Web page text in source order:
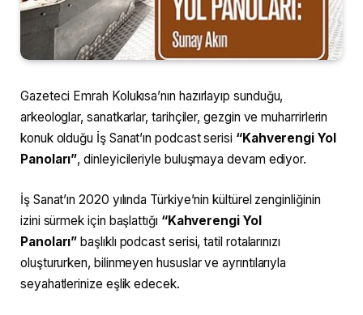
Gazeteci Emrah Kolukısa’nın hazırlayıp sunduğu,
arkeologlar, sanatkarlar, tarihçiler, gezgin ve muharrirlerin
konuk olduğu İş Sanat’ın podcast serisi “Kahverengi Yol
Panoları”, dinleyicileriyle buluşmaya devam ediyor.
İş Sanat’ın 2020 yılında Türkiye’nin kültürel zenginliğinin
izini sürmek için başlattığı “Kahverengi Yol
Panoları” başlıklı podcast serisi, tatil rotalarınızı
oluştururken, bilinmeyen hususlar ve ayrıntılarıyla
seyahatlerinize eşlik edecek.